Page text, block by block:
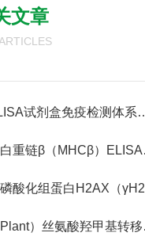
文章
剂盒免疫检测体系与动物模型实验实操指南
链β（MHCβ）ELISA检测试剂盒
蛋白H2AX（γH2AX）ELISA检测试剂盒的工作原理
氨酸羟甲基转移酶（SHMT） ELISA检测试剂盒说明书